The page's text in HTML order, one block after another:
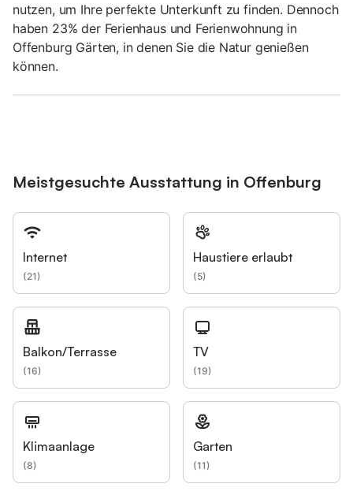
nutzen, um Ihre perfekte Unterkunft zu finden. Dennoch
haben 23% der Ferienhaus und Ferienwohnung in
Offenburg Gärten, in denen Sie die Natur genießen
können.
Meistgesuchte Ausstattung in Offenburg
Internet
(21)
Haustiere erlaubt
(5)
Balkon/Terrasse
(16)
TV
(19)
Klimaanlage
(8)
Garten
(11)